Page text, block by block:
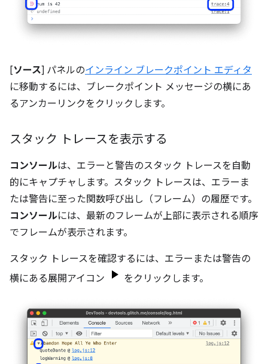
[ソース] パネルのインライン ブレークポイント エディタ
に移動するには、ブレークポイント メッセージの横にあ
るアンカーリンクをクリックします。
スタック トレースを表示する
コンソールは、エラーと警告のスタック トレースを自動
的にキャプチャします。スタック トレースは、エラーま
たは警告に至った関数呼び出し（フレーム）の履歴です。
コンソールには、最新のフレームが上部に表示される順序
でフレームが表示されます。
スタック トレースを確認するには、エラーまたは警告の
横にある展開アイコン
をクリックします。